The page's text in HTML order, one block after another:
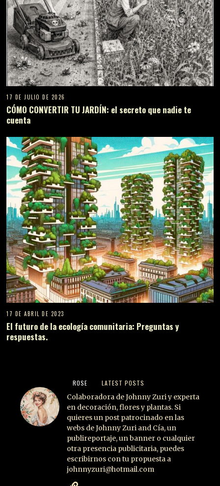
17 DE JULIO DE 2026
CÓMO CONVERTIR TU JARDÍN: el secreto que nadie te
cuenta
17 DE ABRIL DE 2023
El futuro de la ecología comunitaria: Preguntas y
respuestas.
ROSE LATEST POSTS
Colaboradora de Johnny Zuri y experta
en decoración, flores y plantas. Si
quieres un post patrocinado en las
webs de Johnny Zuri and Cía, un
publireportaje, un banner o cualquier
otra presencia publicitaria, puedes
escribirnos con tu propuesta a
johnnyzuri@hotmail.com